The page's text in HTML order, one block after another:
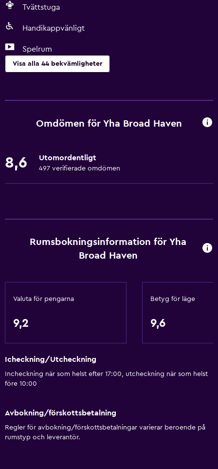
Tvättstuga
Handikappvänligt
Spelrum
Visa alla 44 bekvämligheter
Rökning förbjuden
Tillgänglig parkering
Bar/lounge
Dietspecifika menyer (vid begäran)
Kafeteria
Badrum
Toalett
Toalettpapper
Delat badrum
Grundläggande bekvämligheter
Omdömen för Yha Broad Haven
8,6 Utomordentligt
497 verifierade omdömen
Rumsbokningsinformation för Yha
Broad Haven
Valuta för pengarna
9,2
Betyg för läge
9,6
Icheckning/Utcheckning
Incheckning när som helst efter 17:00, utcheckning när som helst
före 10:00
Avbokning/förskottsbetalning
Regler för avbokning/förskottsbetalningar varierar beroende på
rumstyp och leverantör.